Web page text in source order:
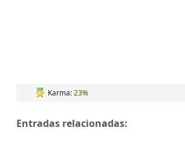
Karma:23%
Entradas relacionadas: